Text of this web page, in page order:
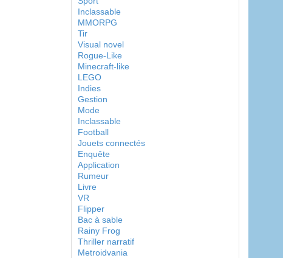
Inclassable
MMORPG
Tir
Visual novel
Rogue-Like
Minecraft-like
LEGO
Indies
Gestion
Mode
Inclassable
Football
Jouets connectés
Enquête
Application
Rumeur
Livre
VR
Flipper
Bac à sable
Rainy Frog
Thriller narratif
Metroidvania